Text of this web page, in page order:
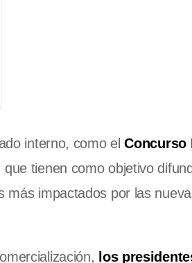
interno, como elConcurso
que tienen como objetivo
más impactados por las
los